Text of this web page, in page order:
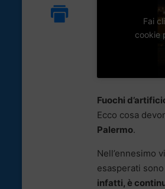
Fai
cookie
Fuochi
Ecco cosa
Palermo.
Nell’ennesimo
esasperati
infatti, è